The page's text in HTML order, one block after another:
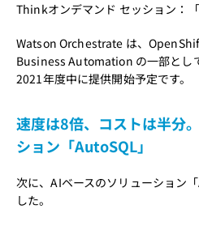
Thinkオンデマンド セッション：「
Watson Orchestrate は、
Business Automation の一部とし
2021年度中に提供開始予定です。
速度は8倍、コストは半分
ション「AutoSQL」
次に、AIベースのソリューション
した。